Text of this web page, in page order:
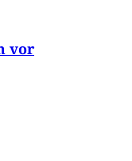
vor